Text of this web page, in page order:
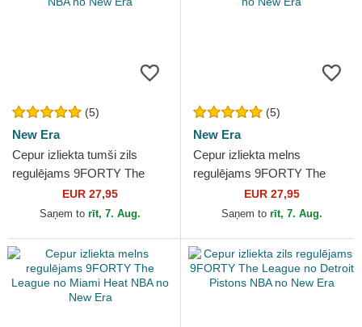
(5)
New Era
Cepur izliekta tumši zils
regulējams 9FORTY The
League no Denver Nuggets
NBA no New Era
EUR 27,95
Saņem to rīt, 7. Aug.
(5)
New Era
Cepur izliekta melns
regulējams 9FORTY The
League no Orlando Magic
NBA no New Era
EUR 27,95
Saņem to rīt, 7. Aug.